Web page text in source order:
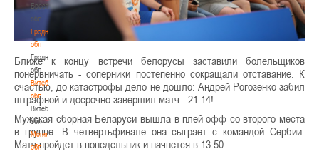
Брестская
обл
Гродненская
обл
Гродненская
обл
Витебская
обл
Витебская
обл
Могилевская
обл
Ближе к концу встречи белорусы заставили болельщиков
понервничать - соперники постепенно сокращали отставание. К
счастью, до катастрофы дело не дошло: Андрей Рогозенко забил
штрафной и досрочно завершил матч - 21:14!
Мужская сборная Беларуси вышла в плей-офф со второго места
в группе. В четвертьфинале она сыграет с командой Сербии.
Матч пройдет в понедельник и начнется в 13:50.